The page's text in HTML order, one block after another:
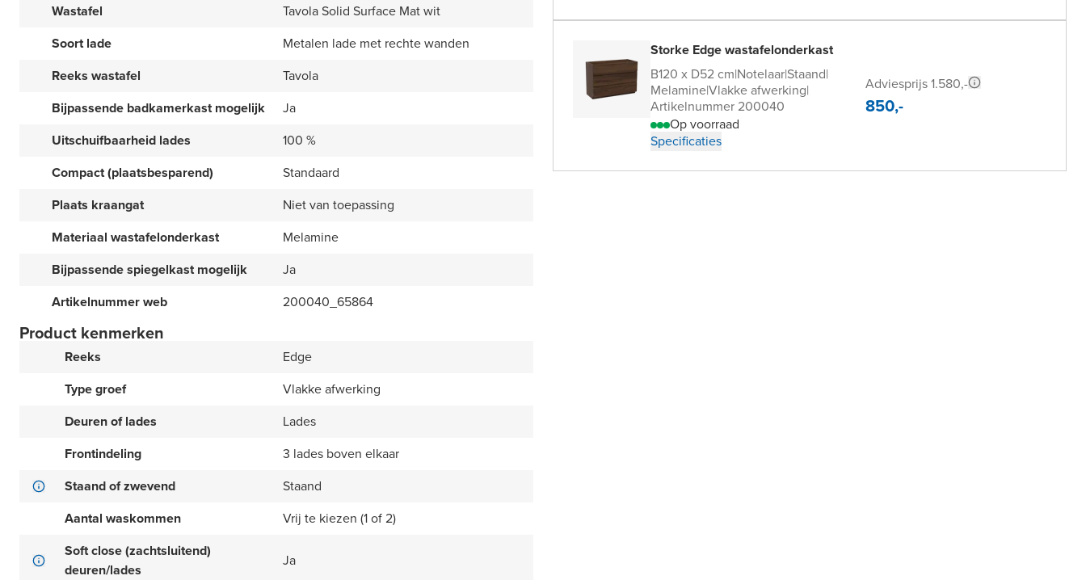
Wastafel
Tavola Solid Surface Mat wit
Soort lade
Metalen lade met rechte wanden
Reeks wastafel
Tavola
Bijpassende badkamerkast mogelijk
Ja
Uitschuifbaarheid lades
100 %
Compact (plaatsbesparend)
Standaard
Plaats kraangat
Niet van toepassing
Materiaal wastafelonderkast
Melamine
Bijpassende spiegelkast mogelijk
Ja
Artikelnummer web
200040_65864
Product kenmerken
Reeks
Edge
Type groef
Vlakke afwerking
Deuren of lades
Lades
Frontindeling
3 lades boven elkaar
Staand of zwevend
Staand
Aantal waskommen
Vrij te kiezen (1 of 2)
Soft close (zachtsluitend)
deuren/lades
Ja
Storke Edge wastafelonderkast
B120 x D52 cm|Notelaar|Staand|
Melamine|Vlakke afwerking|
Artikelnummer 200040
Op voorraad
Specificaties
Adviesprijs 1.580,-
850,-